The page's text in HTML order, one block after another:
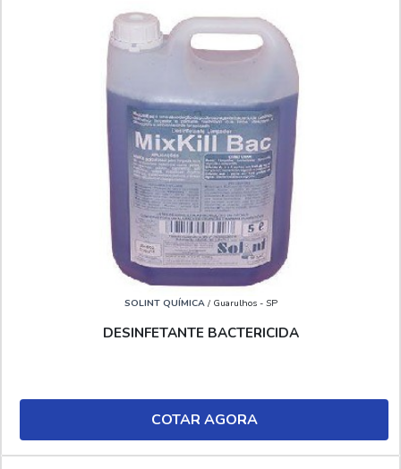
SOLINT QUÍMICA/ Guarulhos - SP
DESINFETANTE BACTERICIDA
COTAR AGORA